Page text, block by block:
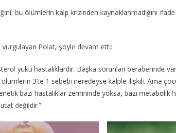
bu ölümlerin kalp krizinden kaynaklanmadığını
Polat, şöyle devam etti:
yükü hastalıklardır. Başka sorunları beraberinde
3’te 1 sebebi neredeyse kalple ilişkili. Ama
bazı hastalıklar zemininde yoksa, bazı metabolik
değildir.”